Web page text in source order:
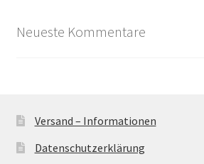
Neueste Kommentare
Versand – Informationen
Datenschutzerklärung